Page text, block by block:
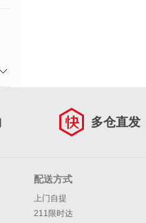
多仓直发
配送方式
上门自提
211限时达